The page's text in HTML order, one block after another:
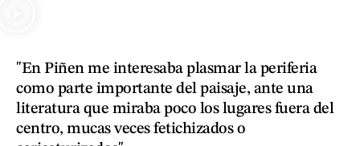
"En Piñen me interesaba plasmar la periferia
como parte importante del paisaje, ante una
literatura que miraba poco los lugares fuera del
centro, mucas veces fetichizados o